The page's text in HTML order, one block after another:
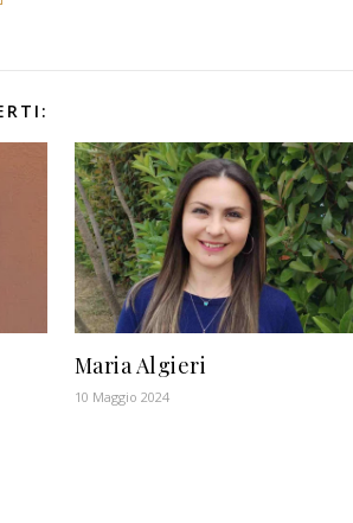
Maria Algieri
10 Maggio 2024